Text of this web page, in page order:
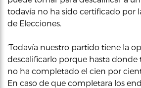
todavía no ha sido certificado por
de Elecciones.
‘Todavía nuestro partido tiene la
descalificarlo porque hasta
no ha completado el cien por
En caso de que completara los